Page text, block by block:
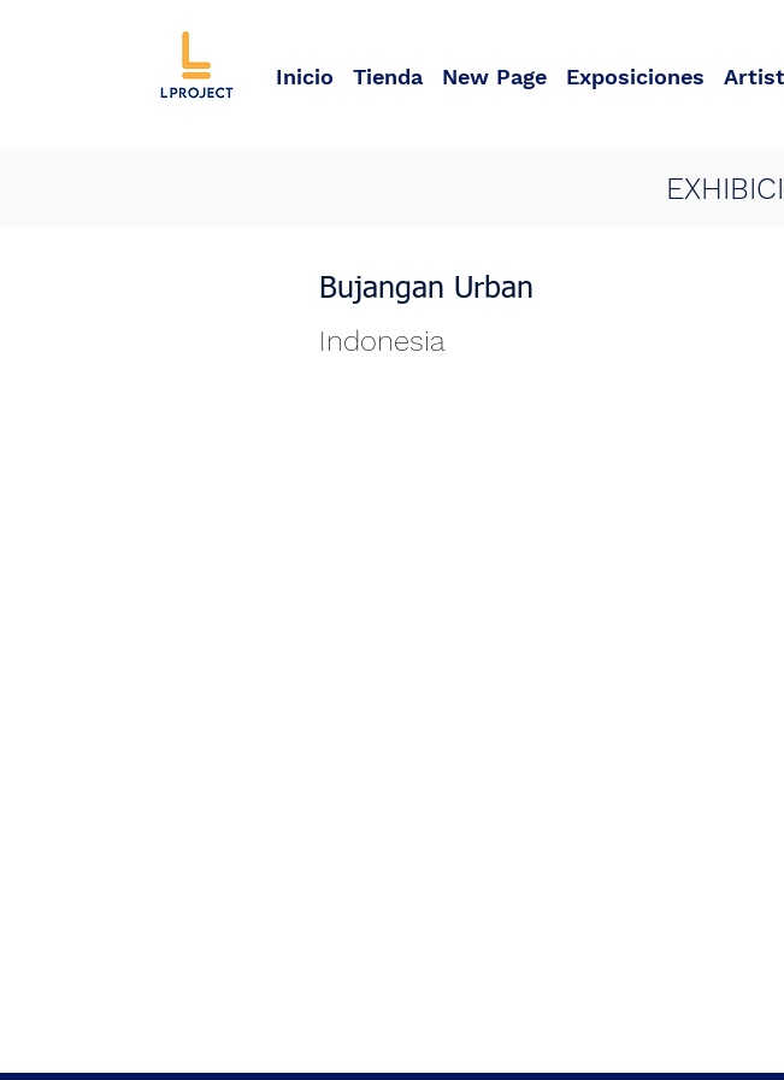
Inicio Tienda New Page Exposiciones
Bujangan Urban
Indonesia